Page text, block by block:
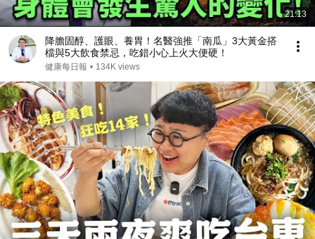
21:13
降膽固醇、護眼、養胃！名醫強推「南瓜」3大黃金搭
檔與5大飲食禁忌，吃錯小心上火大便硬！
健康每日報 • 134K views